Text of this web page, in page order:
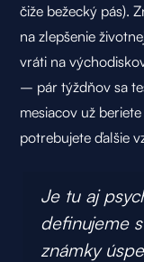
čiže bežecký pás).
na zlepšenie
vráti na
– pár týždňov sa
mesiacov už
potrebujete ďalšie
Je tu aj
definujeme
známky